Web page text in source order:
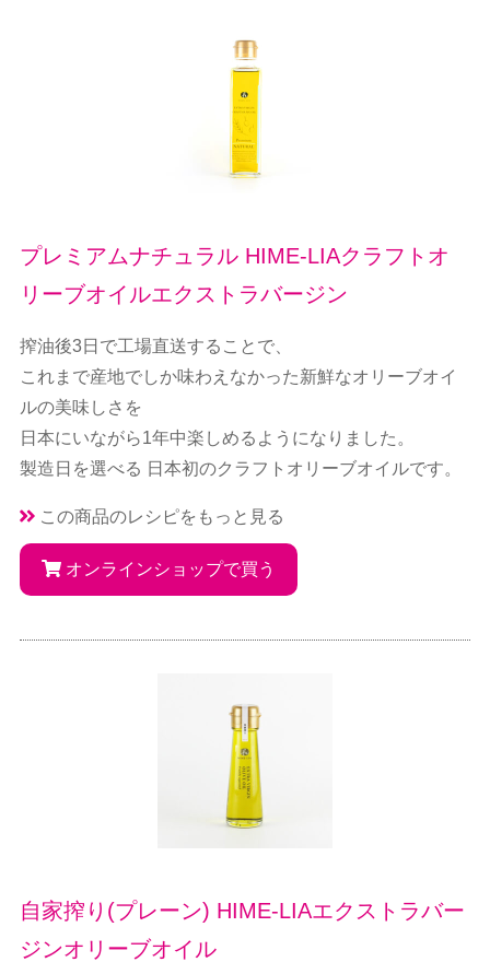
プレミアムナチュラル HIME-LIAクラフトオ
リーブオイルエクストラバージン
搾油後3日で工場直送することで、
これまで産地でしか味わえなかった新鮮なオリーブオイ
ルの美味しさを
日本にいながら1年中楽しめるようになりました。
製造日を選べる 日本初のクラフトオリーブオイルです。
この商品のレシピをもっと見る
オンラインショップで買う
自家搾り(プレーン) HIME-LIAエクストラバー
ジンオリーブオイル